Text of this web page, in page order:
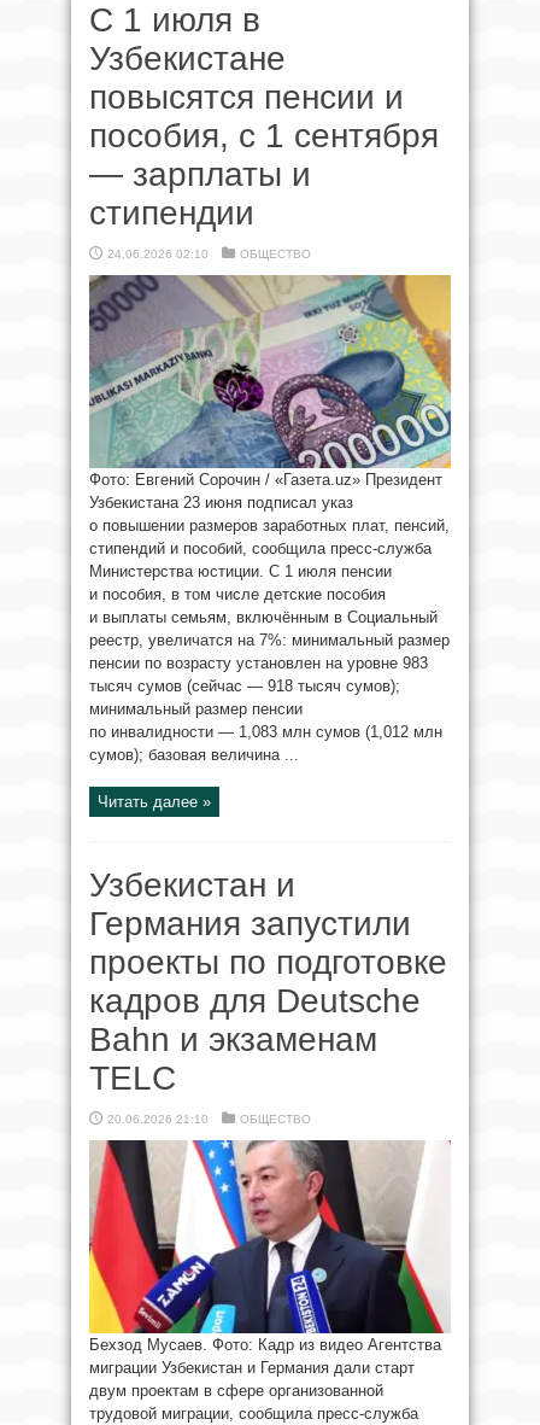
С 1 июля в
Узбекистане
повысятся пенсии и
пособия, с 1 сентября
— зарплаты и
стипендии
24.06.2026 02:10 ОБЩЕСТВО
Фото: Евгений Сорочин / «Газета.uz» Президент
Узбекистана 23 июня подписал указ
о повышении размеров заработных плат, пенсий,
стипендий и пособий, сообщила пресс-служба
Министерства юстиции. С 1 июля пенсии
и пособия, в том числе детские пособия
и выплаты семьям, включённым в Социальный
реестр, увеличатся на 7%: минимальный размер
пенсии по возрасту установлен на уровне 983
тысяч сумов (сейчас — 918 тысяч сумов);
минимальный размер пенсии
по инвалидности — 1,083 млн сумов (1,012 млн
сумов); базовая величина ...
Читать далее »
Узбекистан и
Германия запустили
проекты по подготовке
кадров для Deutsche
Bahn и экзаменам
TELC
20.06.2026 21:10 ОБЩЕСТВО
Бехзод Мусаев. Фото: Кадр из видео Агентства
миграции Узбекистан и Германия дали старт
двум проектам в сфере организованной
трудовой миграции, сообщила пресс-служба